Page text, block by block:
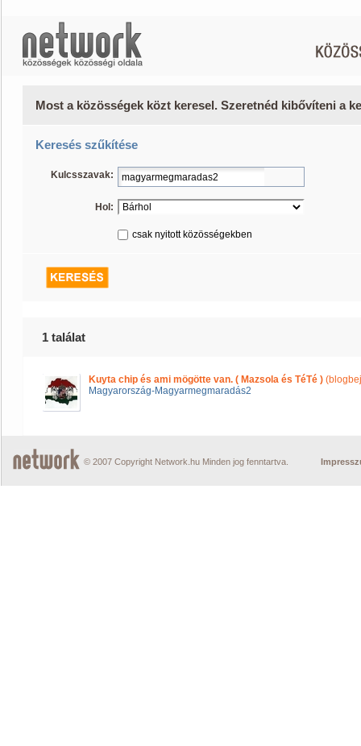
Most a közösségek közt keresel. Szeretnéd kibővíteni a
Keresés szűkítése
Kulcsszavak:
Hol:
csak nyitott közösségekben
1 találat
Kuyta chip és ami mögötte van. ( Mazsola és TéTé )
Magyarország-Magyarmegmaradás2
© 2007 Copyright Network.hu Minden jog fenntartva.